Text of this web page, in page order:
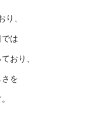
り、
は
おり、
を